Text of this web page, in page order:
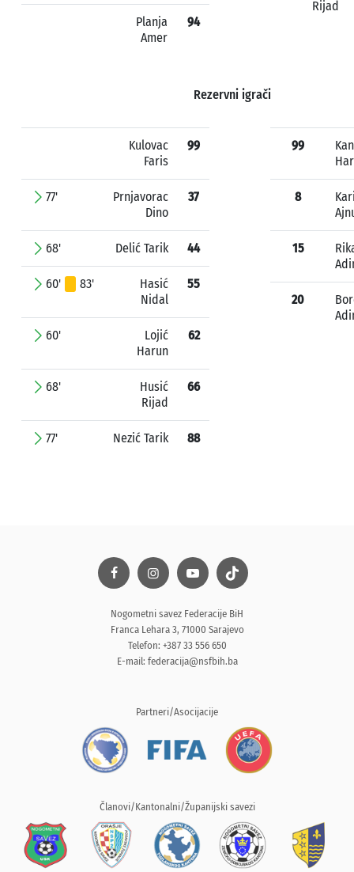
Planja
Amer
94
Rijad
Rezervni igrači
Kulovac
Faris
99
77'
Prnjavorac
Dino
37
68' Delić Tarik 44
60' 83'
Hasić
Nidal
55
60'
Lojić
Harun
62
68'
Husić
Rijad
66
77' Nezić Tarik 88
99
8
15
20
Nogometni savez Federacije BiH
Franca Lehara 3, 71000 Sarajevo
Telefon: +387 33 556 650
E-mail: federacija@nsfbih.ba
Partneri/Asocijacije
Članovi/Kantonalni/Županijski savezi